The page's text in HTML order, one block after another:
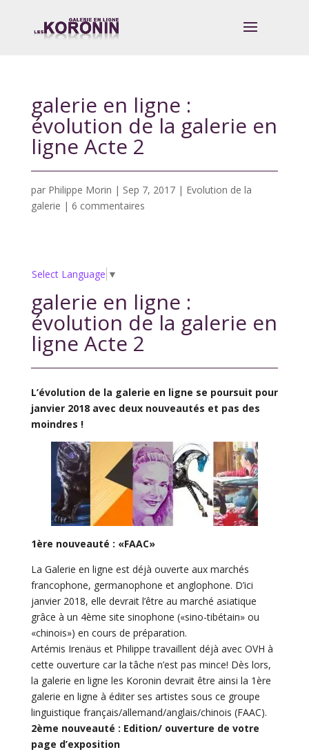
galerie en ligne :
évolution de la galerie en
ligne Acte 2
par Philippe Morin | Sep 7, 2017| Evolution de la
galerie | 6 commentaires
Select Language ▼
galerie en ligne :
évolution de la galerie en
ligne Acte 2
L’évolution de la galerie en ligne se poursuit pour
janvier 2018 avec deux nouveautés et pas des
moindres !
1ère nouveauté : «FAAC»
La Galerie en ligne est déjà ouverte aux marchés
francophone, germanophone et anglophone. D’ici
janvier 2018, elle devrait l’être au marché asiatique
grâce à un 4ème site sinophone («sino-tibétain» ou
«chinois») en cours de préparation.
Artémis Irenäus et Philippe travaillent déjà avec OVH à
cette ouverture car la tâche n’est pas mince! Dès lors,
la galerie en ligne les Koronin devrait être ainsi la 1ère
galerie en ligne à éditer ses artistes sous ce groupe
linguistique français/allemand/anglais/chinois (FAAC).
2ème nouveauté : Edition/ ouverture de votre
page d’exposition